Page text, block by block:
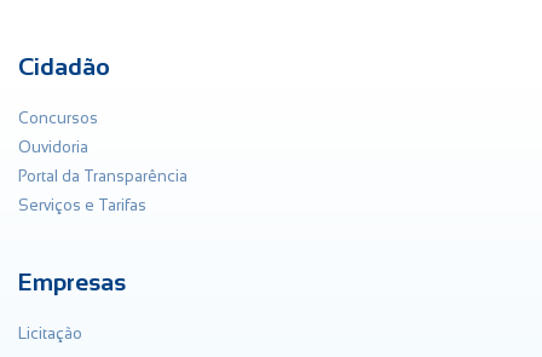
Cidadão
Concursos
Ouvidoria
Portal da Transparência
Serviços e Tarifas
Empresas
Licitação